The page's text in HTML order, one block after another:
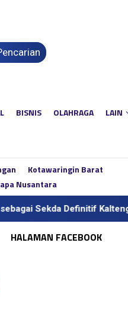
BISNIS OLAHRAGA LAIN
Kotawaringin Barat
Nusantara
Definitif Kalteng,
HALAMAN FACEBOOK